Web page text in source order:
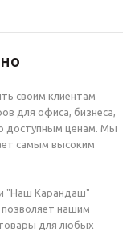
своим клиентам
для офиса, бизнеса,
доступным ценам. Мы
самым высоким
"Наш Карандаш"
нашим
для любых